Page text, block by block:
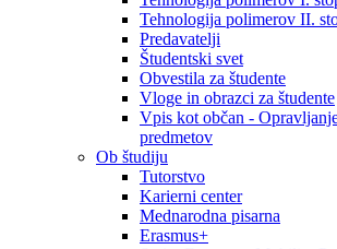
Tehnologija polimerov II.
Predavatelji
Študentski svet
Obvestila za študente
Vloge in obrazci za študente
Vpis kot občan -
predmetov
Ob študiju
Tutorstvo
Karierni center
Mednarodna pisarna
Erasmus+